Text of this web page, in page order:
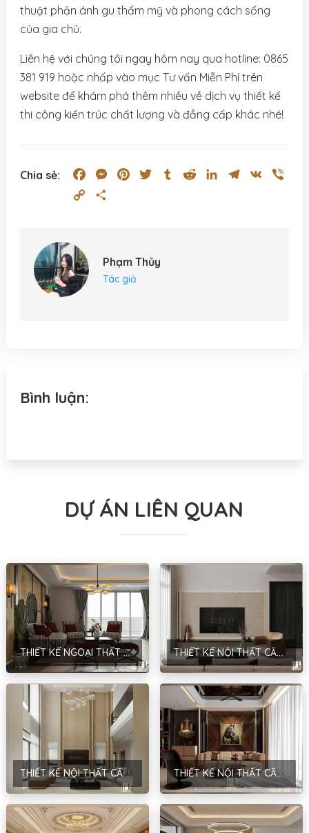
thuật phản ánh gu thẩm mỹ và phong cách sống
của gia chủ.
Liên hệ với chúng tôi ngay hôm nay qua hotline: 0865
381 919 hoặc nhấp vào mục Tư vấn Miễn Phí trên
website để khám phá thêm nhiều về dịch vụ thiết kế
thi công kiến trúc chất lượng và đẳng cấp khác nhé!
Chia sẻ: FacebookMessenger
PinterestTwitterTumblrRedditLinkedInTelegram
VK
Copy
Phạm Thủy
Tác giả
Bình luận:
DỰ ÁN LIÊN QUAN
THIẾT KẾ NGOẠI THẤT CĂN HỘ CHUNG CƯ – PHONG CÁCH INDOCHINE – HÀ NỘI THIẾT KẾ NỘI THẤT CĂN DỆT LK – PHONG CÁCH HIỆN ĐẠI – LẬP THẠCH – NINH BÌNH
THIẾT KẾ NỘI THẤT CĂN LT VILLA – PHONG CÁCH HIỆN ĐẠI KẾT HỢP TROPICAL – LẬP THẠCH – VĨNH PHÚC THIẾT KẾ NỘI THẤT CĂN HỘ CT2-15.06 – PHONG CÁCH MODERN LUXURY – ANH DŨNG – HÀ NỘI